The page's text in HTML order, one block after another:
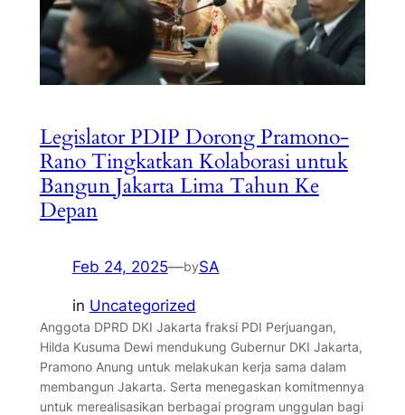
Legislator PDIP Dorong Pramono-
Rano Tingkatkan Kolaborasi untuk
Bangun Jakarta Lima Tahun Ke
Depan
Feb 24, 2025—bySA
in Uncategorized
Anggota DPRD DKI Jakarta fraksi PDI Perjuangan,
Hilda Kusuma Dewi mendukung Gubernur DKI Jakarta,
Pramono Anung untuk melakukan kerja sama dalam
membangun Jakarta. Serta menegaskan komitmennya
untuk merealisasikan berbagai program unggulan bagi